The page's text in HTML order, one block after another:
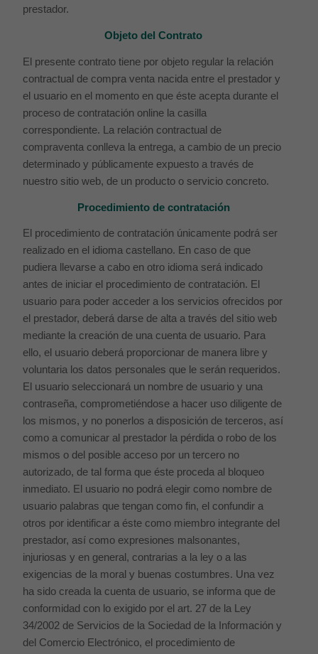
prestador.
Objeto del Contrato
El presente contrato tiene por objeto regular la relación
contractual de compra venta nacida entre el prestador y
el usuario en el momento en que éste acepta durante el
proceso de contratación online la casilla
correspondiente. La relación contractual de
compraventa conlleva la entrega, a cambio de un precio
determinado y públicamente expuesto a través de
nuestro sitio web, de un producto o servicio concreto.
Procedimiento de contratación
El procedimiento de contratación únicamente podrá ser
realizado en el idioma castellano. En caso de que
pudiera llevarse a cabo en otro idioma será indicado
antes de iniciar el procedimiento de contratación. El
usuario para poder acceder a los servicios ofrecidos por
el prestador, deberá darse de alta a través del sitio web
mediante la creación de una cuenta de usuario. Para
ello, el usuario deberá proporcionar de manera libre y
voluntaria los datos personales que le serán requeridos.
El usuario seleccionará un nombre de usuario y una
contraseña, comprometiéndose a hacer uso diligente de
los mismos, y no ponerlos a disposición de terceros, así
como a comunicar al prestador la pérdida o robo de los
mismos o del posible acceso por un tercero no
autorizado, de tal forma que éste proceda al bloqueo
inmediato. El usuario no podrá elegir como nombre de
usuario palabras que tengan como fin, el confundir a
otros por identificar a éste como miembro integrante del
prestador, así como expresiones malsonantes,
injuriosas y en general, contrarias a la ley o a las
exigencias de la moral y buenas costumbres. Una vez
ha sido creada la cuenta de usuario, se informa que de
conformidad con lo exigido por el art. 27 de la Ley
34/2002 de Servicios de la Sociedad de la Información y
del Comercio Electrónico, el procedimiento de